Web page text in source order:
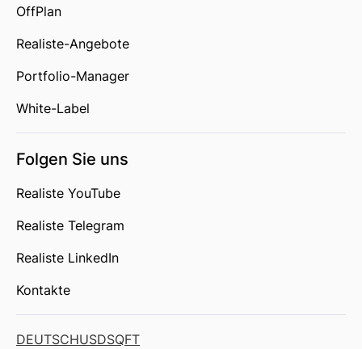
OffPlan
Realiste-Angebote
Portfolio-Manager
White-Label
Folgen Sie uns
Realiste YouTube
Realiste Telegram
Realiste LinkedIn
Kontakte
DEUTSCHUSDSQFT